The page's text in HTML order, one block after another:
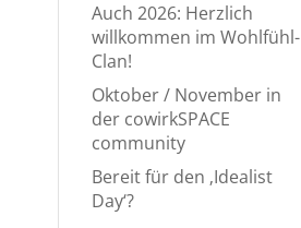
Auch 2026: Herzlich
willkommen im Wohlfühl-
Clan!
Oktober / November in
der cowirkSPACE
community
Bereit für den ‚Idealist
Day‘?